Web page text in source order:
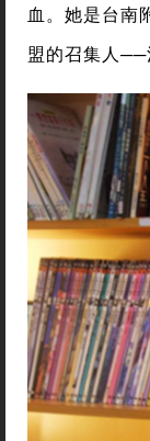
血。她是台南
盟的召集人──